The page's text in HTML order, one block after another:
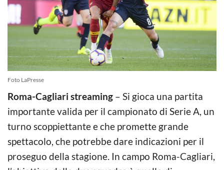
Foto LaPresse
Roma-Cagliari streaming – Si gioca una partita
importante valida per il campionato di Serie A, un
turno scoppiettante e che promette grande
spettacolo, che potrebbe dare indicazioni per il
proseguo della stagione. In campo Roma-Cagliari,